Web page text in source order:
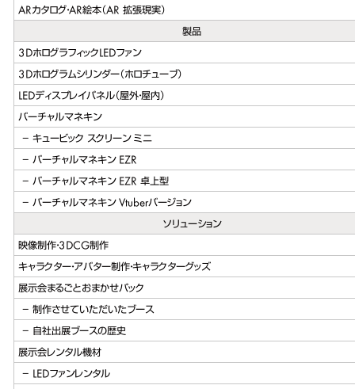
ARカタログ・AR絵本（AR 拡張現実）
製品
3DホログラフィックLEDファン
3Dホログラムシリンダー（ホロチューブ）
LEDディスプレイパネル（屋外・屋内）
バーチャルマネキン
キュービック スクリーン ミニ
バーチャルマネキン EZR
バーチャルマネキン EZR 卓上型
バーチャルマネキン Vtuberバージョン
ソリューション
映像制作・3DCG制作
キャラクター・アバター制作・キャラクターグッズ
展示会まるごとおまかせパック
制作させていただいたブース
自社出展ブースの歴史
展示会レンタル機材
LEDファンレンタル